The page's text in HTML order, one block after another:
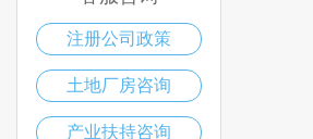
注册公司政策
土地厂房咨询
产业扶持咨询